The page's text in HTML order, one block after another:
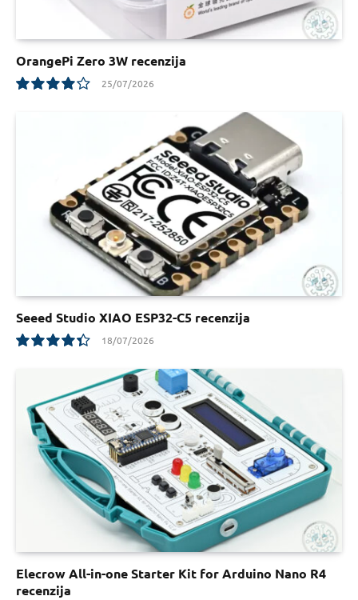
OrangePi Zero 3W recenzija
25/07/2026
Seeed Studio XIAO ESP32-C5 recenzija
18/07/2026
Elecrow All-in-one Starter Kit for Arduino Nano R4
recenzija